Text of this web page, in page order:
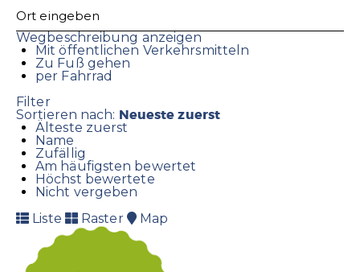
Wegbeschreibung anzeigen
Mit öffentlichen Verkehrsmitteln
Zu Fuß gehen
per Fahrrad
Filter
Sortieren nach: Neueste zuerst
Älteste zuerst
Name
Zufällig
Am häufigsten bewertet
Höchst bewertete
Nicht vergeben
Liste
Raster Map